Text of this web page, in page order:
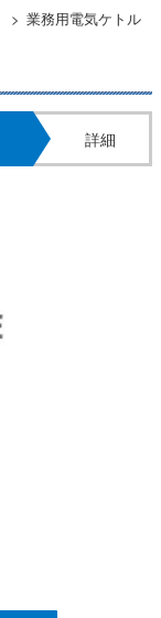
業務用電気ケトル
詳細